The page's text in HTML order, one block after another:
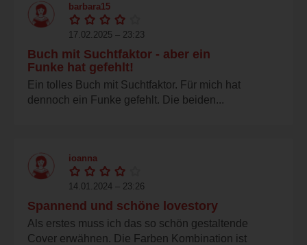
barbara15
17.02.2025 – 23:23
Buch mit Suchtfaktor - aber ein
Funke hat gefehlt!
Ein tolles Buch mit Suchtfaktor. Für mich hat
dennoch ein Funke gefehlt. Die beiden...
ioanna
14.01.2024 – 23:26
Spannend und schöne lovestory
Als erstes muss ich das so schön gestaltende
Cover erwähnen. Die Farben Kombination ist